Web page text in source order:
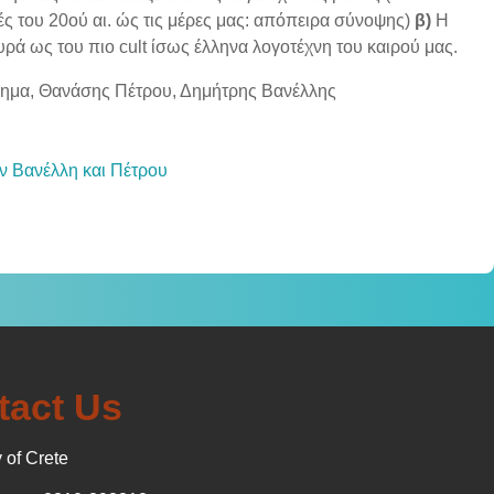
του 20ού αι. ώς τις μέρες μας: απόπειρα σύνοψης) β) Η
ως του πιο cult ίσως έλληνα λογοτέχνη του καιρού μας.
Θανάσης Πέτρου, Δημήτρης Βανέλλης
Βανέλλη και Πέτρου
Us
of Crete